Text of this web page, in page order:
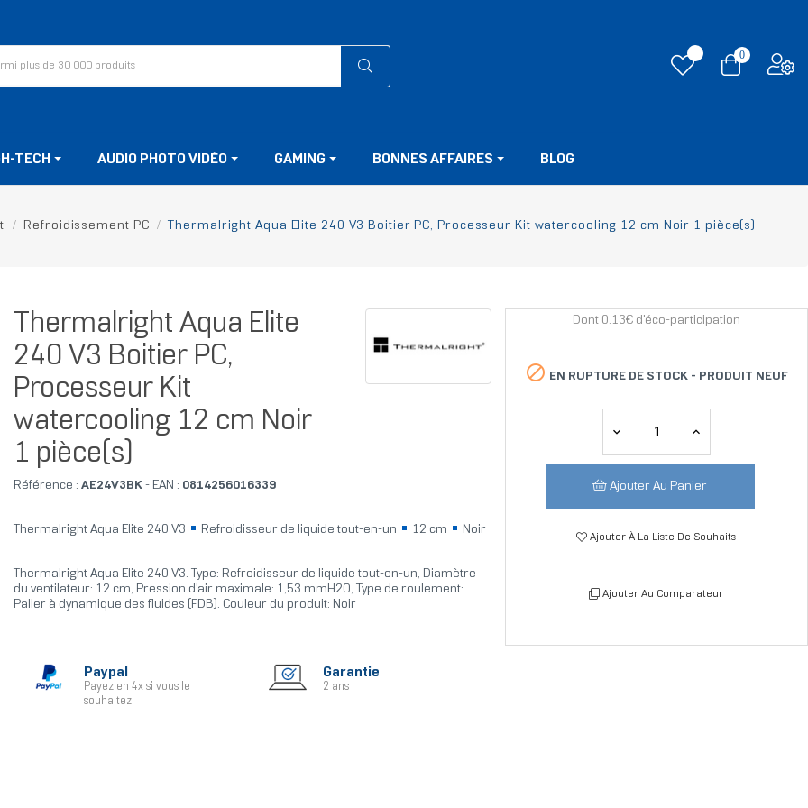
0
TECH AUDIO PHOTO VIDÉO GAMING BONNES AFFAIRES BLOG
Refroidissement PC Thermalright Aqua Elite 240 V3 Boitier PC, Processeur Kit watercooling 12 cm Noir 1 pièce(s)
Thermalright Aqua Elite
240 V3 Boitier PC,
Processeur Kit
watercooling 12 cm Noir
1 pièce(s)
Référence : AE24V3BK- EAN : 0814256016339
Thermalright Aqua Elite 240 V3 Refroidisseur de liquide tout-en-un 12 cm Noir
Thermalright Aqua Elite 240 V3. Type: Refroidisseur de liquide tout-en-un, Diamètre
du ventilateur: 12 cm, Pression d'air maximale: 1,53 mmH2O, Type de roulement:
Palier à dynamique des fluides (FDB). Couleur du produit: Noir
Paypal
Payez en 4x si vous le
souhaitez
Garantie
2 ans
Dont 0.13€ d'éco-participation
 EN RUPTURE DE STOCK - PRODUIT NEUF
Ajouter Au Panier
Ajouter À La Liste De Souhaits
Ajouter Au Comparateur